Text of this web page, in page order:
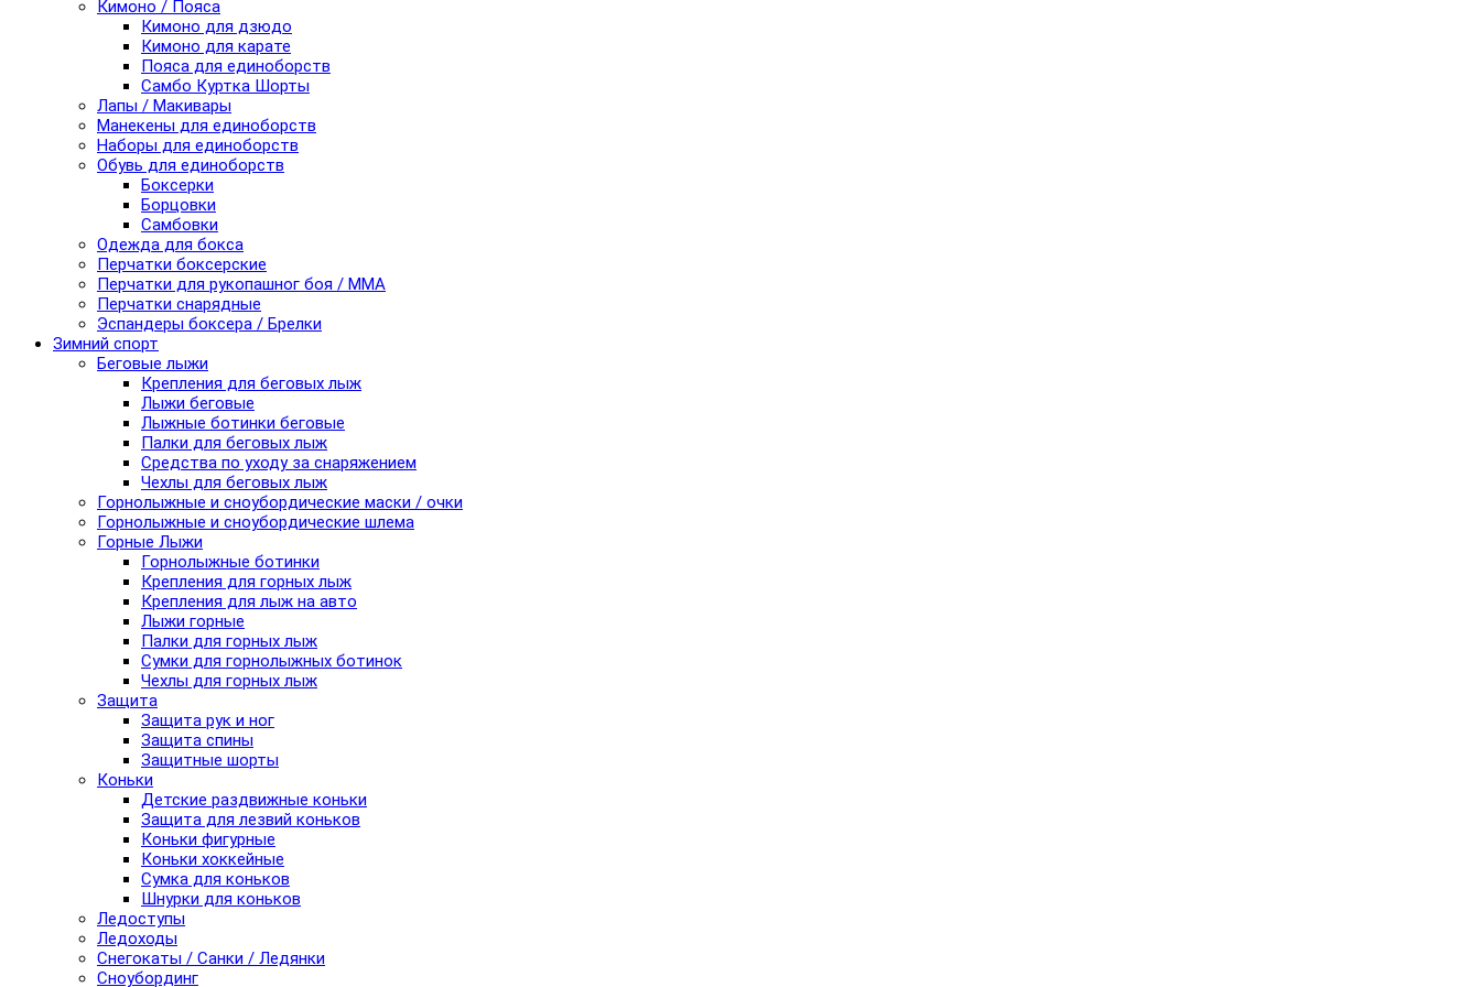
Кимоно / Пояса
Кимоно для дзюдо
Кимоно для карате
Пояса для единоборств
Самбо Куртка Шорты
Лапы / Макивары
Манекены для единоборств
Наборы для единоборств
Обувь для единоборств
Боксерки
Борцовки
Самбовки
Одежда для бокса
Перчатки боксерские
Перчатки для рукопашног боя / ММА
Перчатки снарядные
Эспандеры боксера / Брелки
Зимний спорт
Беговые лыжи
Крепления для беговых лыж
Лыжи беговые
Лыжные ботинки беговые
Палки для беговых лыж
Средства по уходу за снаряжением
Чехлы для беговых лыж
Горнолыжные и сноубордические маски / очки
Горнолыжные и сноубордические шлема
Горные Лыжи
Горнолыжные ботинки
Крепления для горных лыж
Крепления для лыж на авто
Лыжи горные
Палки для горных лыж
Сумки для горнолыжных ботинок
Чехлы для горных лыж
Защита
Защита рук и ног
Защита спины
Защитные шорты
Коньки
Детские раздвижные коньки
Защита для лезвий коньков
Коньки фигурные
Коньки хоккейные
Сумка для коньков
Шнурки для коньков
Ледоступы
Ледоходы
Снегокаты / Санки / Ледянки
Сноубординг